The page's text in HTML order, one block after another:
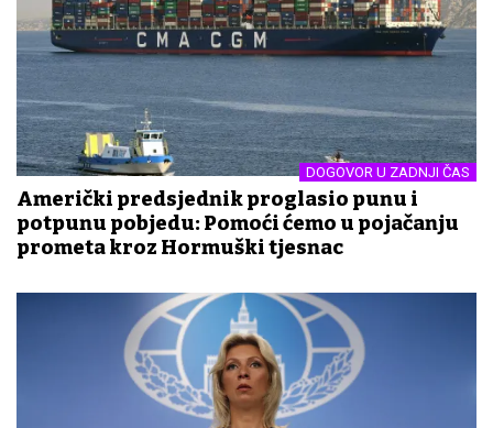
DOGOVOR U ZADNJI ČAS
Američki predsjednik proglasio punu i
potpunu pobjedu: Pomoći ćemo u pojačanju
prometa kroz Hormuški tjesnac